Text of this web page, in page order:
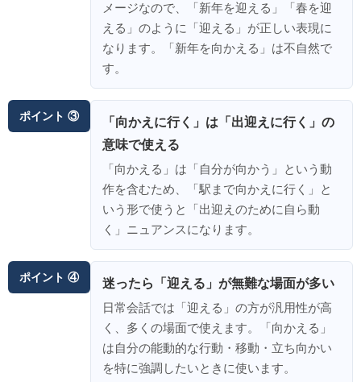
メージなので、「新年を迎える」「春を迎
える」のように「迎える」が正しい表現に
なります。「新年を向かえる」は不自然で
す。
ポイント ③
「向かえに行く」は「出迎えに行く」の
意味で使える
「向かえる」は「自分が向かう」という動
作を含むため、「駅まで向かえに行く」と
いう形で使うと「出迎えのために自ら動
く」ニュアンスになります。
ポイント ④ 迷ったら「迎える」が無難な場面が多い
日常会話では「迎える」の方が汎用性が高
く、多くの場面で使えます。「向かえる」
は自分の能動的な行動・移動・立ち向かい
を特に強調したいときに使います。